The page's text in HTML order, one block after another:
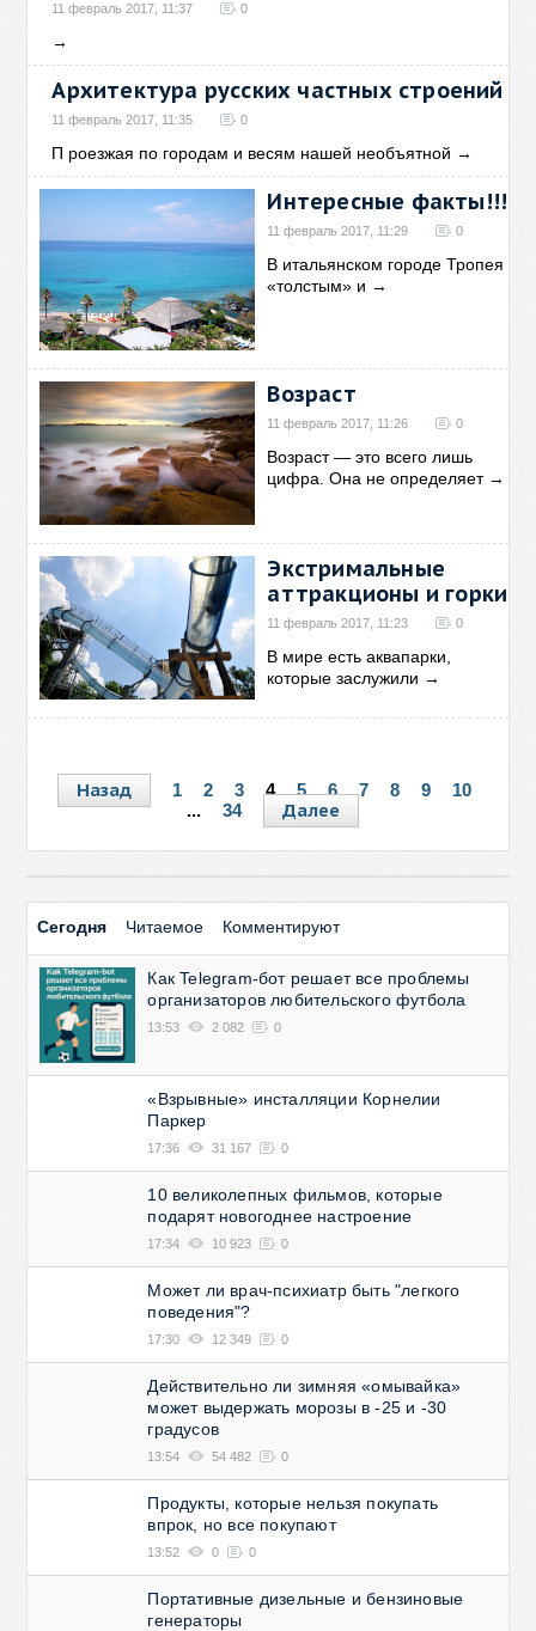
11 февраль 2017, 11:37 0
→
Архитектура русских частных строений
11 февраль 2017, 11:35 0
П роезжая по городам и весям нашей необъятной →
Интересные факты!!!
11 февраль 2017, 11:29 0
В итальянском городе Тропея
«толстым» и →
Возраст
11 февраль 2017, 11:26 0
Возраст — это всего лишь
цифра. Она не определяет→
Экстримальные
аттракционы и горки
11 февраль 2017, 11:23 0
В мире есть аквапарки,
которые заслужили →
Назад 1 2 3 4 5 6 7 8 9
10
...
34 Далее
Сегодня Читаемое Комментируют
Как Telegram-бот решает все проблемы
организаторов любительского футбола
13:53 2 082 0
«Взрывные» инсталляции Корнелии
Паркер
17:36 31 167 0
10 великолепных фильмов, которые
подарят новогоднее настроение
17:34 10 923 0
Может ли врач-психиатр быть "легкого
поведения"?
17:30 12 349 0
Действительно ли зимняя «омывайка»
может выдержать морозы в -25 и -30
градусов
13:54 54 482 0
Продукты, которые нельзя покупать
впрок, но все покупают
13:52 0 0
Портативные дизельные и бензиновые
генераторы